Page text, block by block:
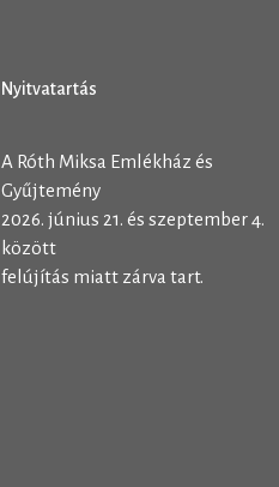
Nyitvatartás
A Róth Miksa Emlékház és
Gyűjtemény
2026. június 21. és szeptember 4.
között
felújítás miatt zárva tart.